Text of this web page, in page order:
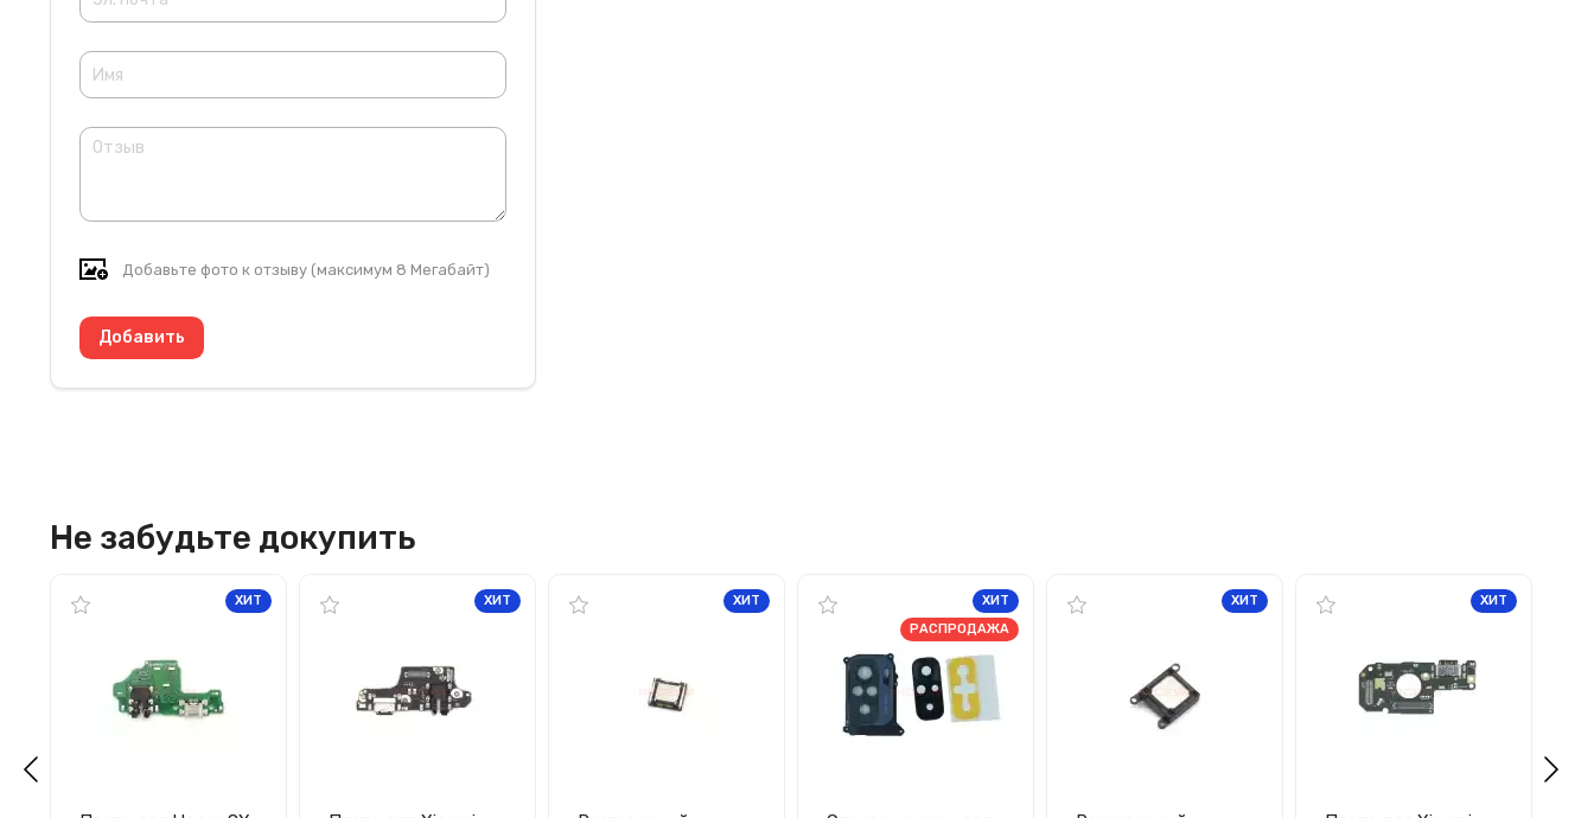
Добавьте фото к отзыву (максимум 8 Мегабайт)
Не забудьте докупить
ХИТ ХИТ ХИТ
ХИТ
РАСПРОДАЖА
ХИТ ХИТ